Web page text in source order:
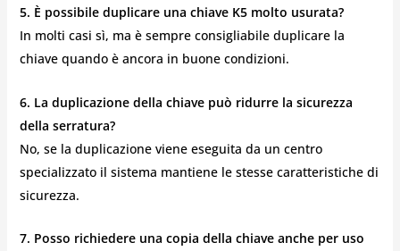
5. È possibile duplicare una chiave K5 molto usurata?
In molti casi sì, ma è sempre consigliabile duplicare la
chiave quando è ancora in buone condizioni.
6. La duplicazione della chiave può ridurre la sicurezza
della serratura?
No, se la duplicazione viene eseguita da un centro
specializzato il sistema mantiene le stesse caratteristiche di
sicurezza.
7. Posso richiedere una copia della chiave anche per uso